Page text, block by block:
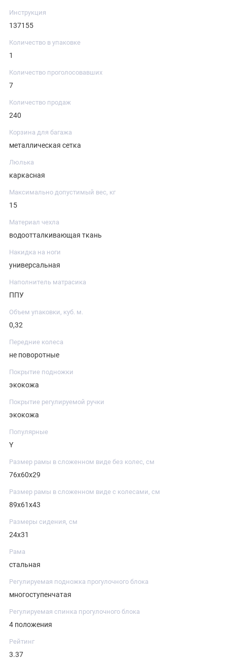
Инструкция
137155
Количество в упаковке
1
Количество проголосовавших
7
Количество продаж
240
Корзина для багажа
металлическая сетка
Люлька
каркасная
Максимально допустимый вес, кг
15
Материал чехла
водоотталкивающая ткань
Накидка на ноги
универсальная
Наполнитель матрасика
ППУ
Объем упаковки, куб. м.
0,32
Передние колеса
не поворотные
Покрытие подножки
экокожа
Покрытие регулируемой ручки
экокожа
Популярные
Y
Размер рамы в сложенном виде без колес, см
76х60х29
Размер рамы в сложенном виде с колесами, см
89х61х43
Размеры сидения, см
24x31
Рама
стальная
Регулируемая подножка прогулочного блока
многоступенчатая
Регулируемая спинка прогулочного блока
4 положения
Рейтинг
3.37